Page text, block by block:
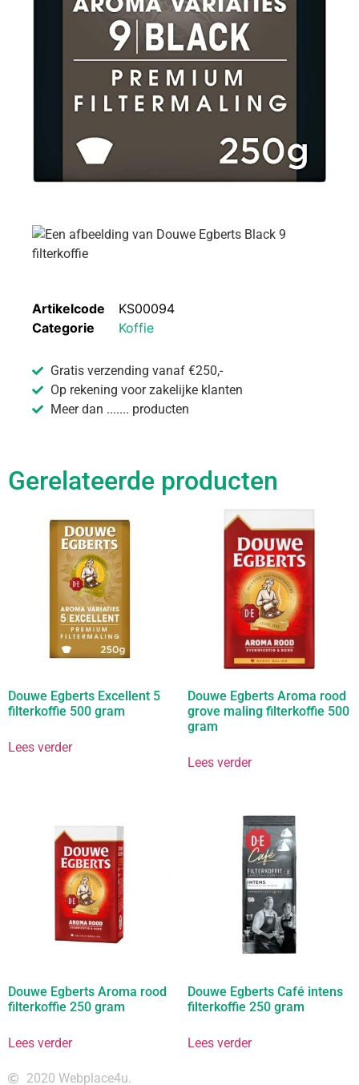
Artikelcode
KS00094
Categorie
Koffie
Gratis verzending vanaf €250,-
Op rekening voor zakelijke klanten
Meer dan ....... producten
Gerelateerde producten
Douwe Egberts Excellent 5
filterkoffie 500 gram
Lees verder
Douwe Egberts Aroma rood
grove maling filterkoffie 500
gram
Lees verder
Douwe Egberts Aroma rood
filterkoffie 250 gram
Lees verder
Douwe Egberts Café intens
filterkoffie 250 gram
Lees verder
2020 Webplace4u.